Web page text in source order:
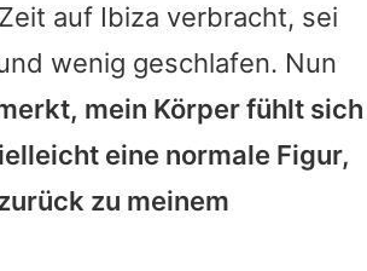
auf Ibiza verbracht, sei
wenig geschlafen. Nun
mein Körper fühlt sich
eine normale Figur,
zu meinem